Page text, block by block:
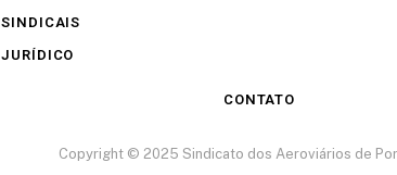
SINDICAIS
JURÍDICO
CONTATO
Copyright © 2025 Sindicato dos Aeroviários de